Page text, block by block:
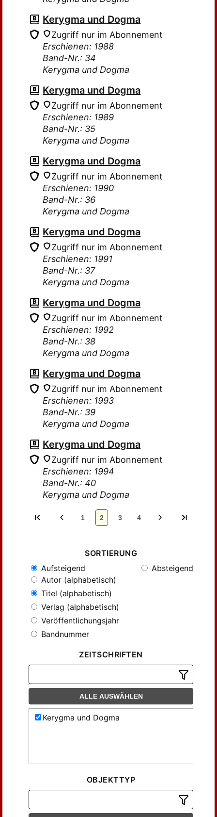
Kerygma und Dogma
Zugriff nur im Abonnement
Erschienen: 1988
Band-Nr.: 34
Kerygma und Dogma
Kerygma und Dogma
Zugriff nur im Abonnement
Erschienen: 1989
Band-Nr.: 35
Kerygma und Dogma
Kerygma und Dogma
Zugriff nur im Abonnement
Erschienen: 1990
Band-Nr.: 36
Kerygma und Dogma
Kerygma und Dogma
Zugriff nur im Abonnement
Erschienen: 1991
Band-Nr.: 37
Kerygma und Dogma
Kerygma und Dogma
Zugriff nur im Abonnement
Erschienen: 1992
Band-Nr.: 38
Kerygma und Dogma
Kerygma und Dogma
Zugriff nur im Abonnement
Erschienen: 1993
Band-Nr.: 39
Kerygma und Dogma
Kerygma und Dogma
Zugriff nur im Abonnement
Erschienen: 1994
Band-Nr.: 40
Kerygma und Dogma
1 2 3 4
SORTIERUNG
Aufsteigend
Absteigend
Autor (alphabetisch)
Titel (alphabetisch)
Verlag (alphabetisch)
Veröffentlichungsjahr
Bandnummer
ZEITSCHRIFTEN
ALLE AUSWÄHLEN
Kerygma und Dogma
OBJEKTTYP